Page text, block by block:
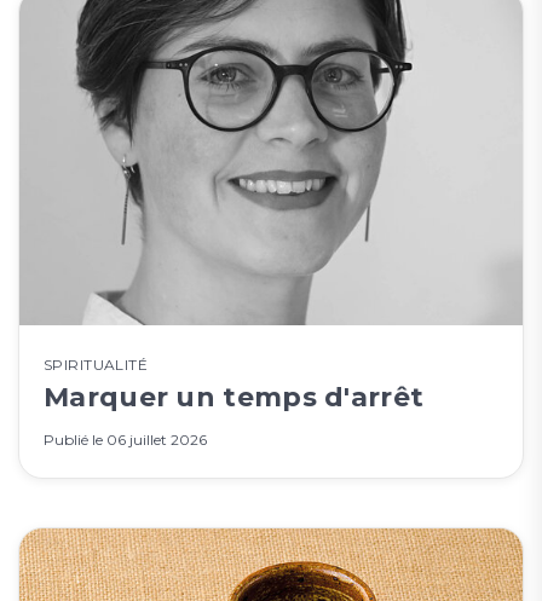
SPIRITUALITÉ
Marquer un temps d'arrêt
Publié le 06 juillet 2026